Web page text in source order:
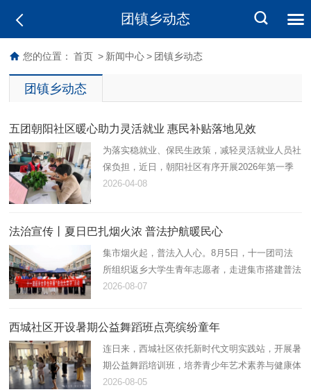
团镇乡动态
您的位置： 首页 > 新闻中心 > 团镇乡动态
团镇乡动态
五团朝阳社区暖心助力灵活就业 惠民补贴落地见效
为落实稳就业、保民生政策，减轻灵活就业人员社
保负担，近日，朝阳社区有序开展2026年第一季
度灵活就业社保补贴申请工作，以贴心服务打通民
2026-04-08
法治宣传丨夏日巴扎烟火浓 普法护航暖民心
集市烟火起，普法入人心。8月5日，十一团司法
所组织返乡大学生青年志愿者，走进集市搭建普法
小摊，开展法治宣讲活动，以青春力量解锁接地
2026-08-07
西城社区开设暑期公益舞蹈班点亮缤纷童年
连日来，西城社区依托新时代文明实践站，开展暑
期公益舞蹈培训班，培养青少年艺术素养与健康体
魄，助力未成年人全面健康成长。
2026-08-05